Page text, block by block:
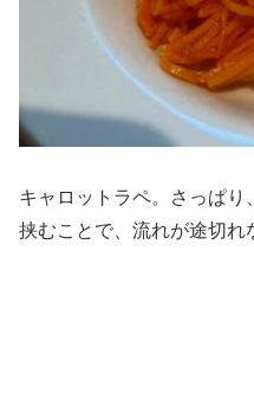
キャロットラペ。さっぱり
挟むことで、流れが途切れ